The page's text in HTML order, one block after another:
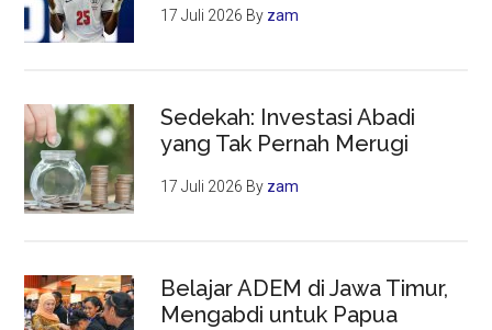
17 Juli 2026 By zam
Sedekah: Investasi Abadi
yang Tak Pernah Merugi
17 Juli 2026 By zam
Belajar ADEM di Jawa Timur,
Mengabdi untuk Papua